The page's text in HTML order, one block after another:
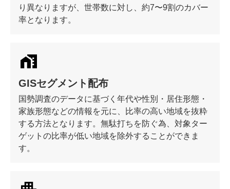
り異なりますが、世帯数に対し、約7〜9割のカバー
率となります。
GISセグメント配布
国勢調査のデータに基づく年代や性別・居住形態・
家族形態などの情報を元に、比率の高い地域を抜粋
する方法となります。無駄打ちを防ぐ為、対象ター
ゲットの比率が低い地域を除外することができま
す。